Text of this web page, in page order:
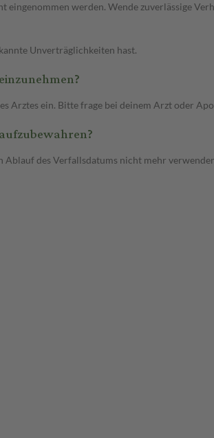
werden. Wende zuverlässige
Unverträglichkeiten hast.
Arztes ein. Bitte frage bei deinem Arzt oder
des Verfallsdatums nicht mehr